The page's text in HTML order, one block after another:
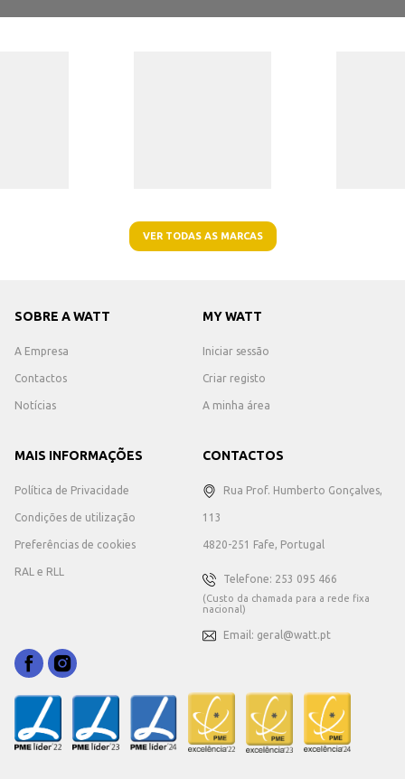
VER TODAS AS MARCAS
SOBRE A WATT
A Empresa
Contactos
Notícias
MY WATT
Iniciar sessão
Criar registo
A minha área
MAIS INFORMAÇÕES
Política de Privacidade
Condições de utilização
Preferências de cookies
RAL e RLL
CONTACTOS
Rua Prof. Humberto Gonçalves,
113
4820-251 Fafe, Portugal
Telefone: 253 095 466
(Custo da chamada para a rede fixa
nacional)
Email: geral@watt.pt